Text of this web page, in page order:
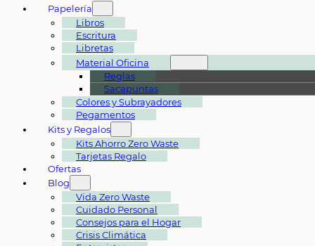
Papelería
Libros
Escritura
Libretas
Material Oficina
Reglas
Sacapuntas
Colores y Subrayadores
Pegamentos
Kits y Regalos
Kits Ahorro Zero Waste
Tarjetas Regalo
Ofertas
Blog
Vida Zero Waste
Cuidado Personal
Consejos para el Hogar
Crisis Climática